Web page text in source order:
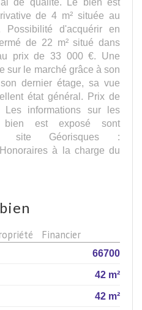
de 4 m² située au
Possibilité d'acquérir en
de 22 m² situé dans
prix de 33 000 €. Une
sur le marché grâce à son
dernier étage, sa vue
état général. Prix de
informations sur les
bien est exposé sont
site Géorisques :
à la charge du
Financier
66700
42 m²
42 m²